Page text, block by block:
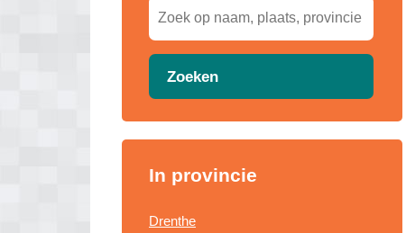
Zoeken
In provincie
Drenthe